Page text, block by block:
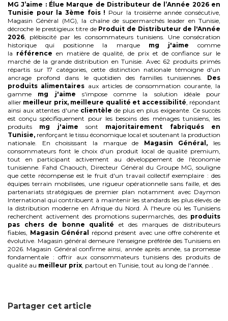
MG J’aime : Élue Marque de Distributeur de l’Année 2026 en
Tunisie pour la 3ème fois ! Pour la troisième année consécutive,
Magasin Général (MG), la chaîne de supermarchés leader en Tunisie,
décroche le prestigieux titre de Produit de Distributeur de l'Année
2026, plébiscité par les consommateurs tunisiens. Une consécration
historique qui positionne la marque mg j'aime comme
la référence en matière de qualité, de prix et de confiance sur le
marché de la grande distribution en Tunisie. Avec 62 produits primés
répartis sur 17 catégories, cette distinction nationale témoigne d'un
ancrage profond dans le quotidien des familles tunisiennes. Des
produits alimentaires aux articles de consommation courante, la
gamme mg j'aime s'impose comme la solution idéale pour
allier meilleur prix, meilleure qualité et accessibilité, répondant
ainsi aux attentes d'une clientèle de plus en plus exigeante. Ce succès
est conçu spécifiquement pour les besoins des ménages tunisiens, les
produits mg j'aime sont majoritairement fabriqués en
Tunisie, renforçant le tissu économique local et soutenant la production
nationale. En choisissant la marque de Magasin Général, les
consommateurs font le choix d'un produit local de qualité premium,
tout en participant activement au développement de l'économie
tunisienne. Fahd Chaouch, Directeur Général du Groupe MG, souligne
que cette récompense est le fruit d'un travail collectif exemplaire : des
équipes terrain mobilisées, une rigueur opérationnelle sans faille, et des
partenariats stratégiques de premier plan notamment avec Daymon
International qui contribuent à maintenir les standards les plus élevés de
la distribution moderne en Afrique du Nord. À l'heure où les Tunisiens
recherchent activement des promotions supermarchés, des produits
pas chers de bonne qualité et des marques de distributeurs
fiables, Magasin Général
répond présent avec une offre cohérente et
évolutive. Magasin général demeure l'enseigne préférée des Tunisiens en
2026. Magasin Général confirme ainsi, année après année, sa promesse
fondamentale : offrir aux consommateurs tunisiens des produits de
qualité au meilleur prix, partout en Tunisie, tout au long de l'année. .
Partager cet article